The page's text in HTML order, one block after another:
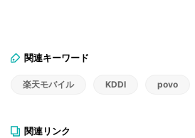
関連キーワード
楽天モバイル KDDI povo
関連リンク